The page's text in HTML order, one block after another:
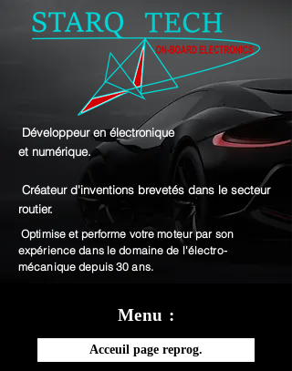
Développeur en électronique
et numérique.
Créateur d'inventions brevetés dans le secteur
routier.
Optimise et performe votre moteur par son
expérience dans le domaine de l'électro-
mécanique depuis 30 ans.
Menu :
Acceuil page reprog.